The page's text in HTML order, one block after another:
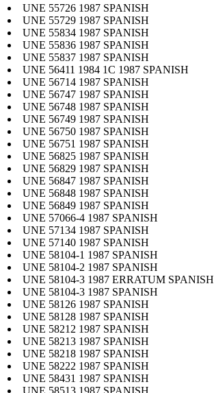
UNE 55726 1987 SPANISH
UNE 55729 1987 SPANISH
UNE 55834 1987 SPANISH
UNE 55836 1987 SPANISH
UNE 55837 1987 SPANISH
UNE 56411 1984 1C 1987 SPANISH
UNE 56714 1987 SPANISH
UNE 56747 1987 SPANISH
UNE 56748 1987 SPANISH
UNE 56749 1987 SPANISH
UNE 56750 1987 SPANISH
UNE 56751 1987 SPANISH
UNE 56825 1987 SPANISH
UNE 56829 1987 SPANISH
UNE 56847 1987 SPANISH
UNE 56848 1987 SPANISH
UNE 56849 1987 SPANISH
UNE 57066-4 1987 SPANISH
UNE 57134 1987 SPANISH
UNE 57140 1987 SPANISH
UNE 58104-1 1987 SPANISH
UNE 58104-2 1987 SPANISH
UNE 58104-3 1987 ERRATUM SPANISH
UNE 58104-3 1987 SPANISH
UNE 58126 1987 SPANISH
UNE 58128 1987 SPANISH
UNE 58212 1987 SPANISH
UNE 58213 1987 SPANISH
UNE 58218 1987 SPANISH
UNE 58222 1987 SPANISH
UNE 58431 1987 SPANISH
UNE 58513 1987 SPANISH